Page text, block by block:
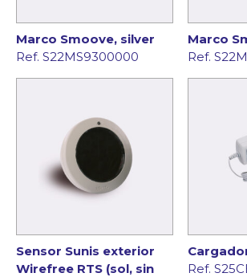
Marco Smoove, silver
Ref. S22MS9300000
Marco
Ref.
Sensor Sunis exterior
Wirefree RTS (sol, sin
Ref.